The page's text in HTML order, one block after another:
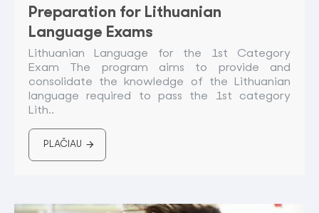
Preparation for Lithuanian
Language Exams
Lithuanian Language for the 1st Category
Exam The program aims to provide and
consolidate the knowledge of the Lithuanian
language required to pass the 1st category
Lith..
PLAČIAU